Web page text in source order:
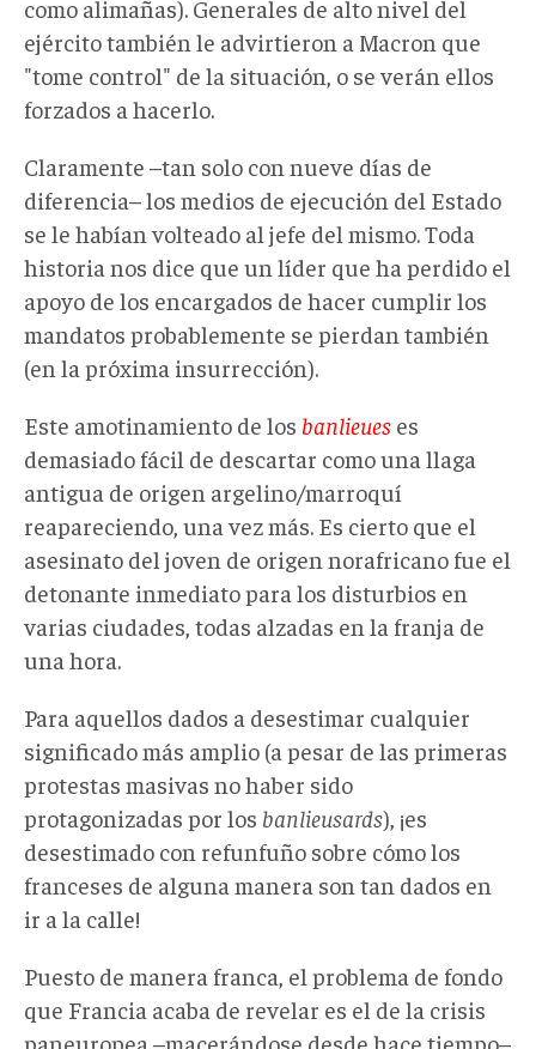
como alimañas). Generales de alto nivel del
ejército también le advirtieron a Macron que
"tome control" de la situación, o se verán ellos
forzados a hacerlo.
Claramente –tan solo con nueve días de
diferencia– los medios de ejecución del Estado
se le habían volteado al jefe del mismo. Toda
historia nos dice que un líder que ha perdido el
apoyo de los encargados de hacer cumplir los
mandatos probablemente se pierdan también
(en la próxima insurrección).
Este amotinamiento de los banlieues es
demasiado fácil de descartar como una llaga
antigua de origen argelino/marroquí
reapareciendo, una vez más. Es cierto que el
asesinato del joven de origen norafricano fue el
detonante inmediato para los disturbios en
varias ciudades, todas alzadas en la franja de
una hora.
Para aquellos dados a desestimar cualquier
significado más amplio (a pesar de las primeras
protestas masivas no haber sido
protagonizadas por los banlieusards), ¡es
desestimado con refunfuño sobre cómo los
franceses de alguna manera son tan dados en
ir a la calle!
Puesto de manera franca, el problema de fondo
que Francia acaba de revelar es el de la crisis
paneuropea –macerándose desde hace tiempo–